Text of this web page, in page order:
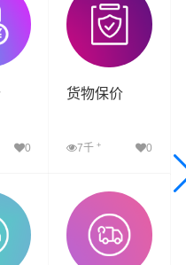
0
货物保价
7千 + 0
查看详细